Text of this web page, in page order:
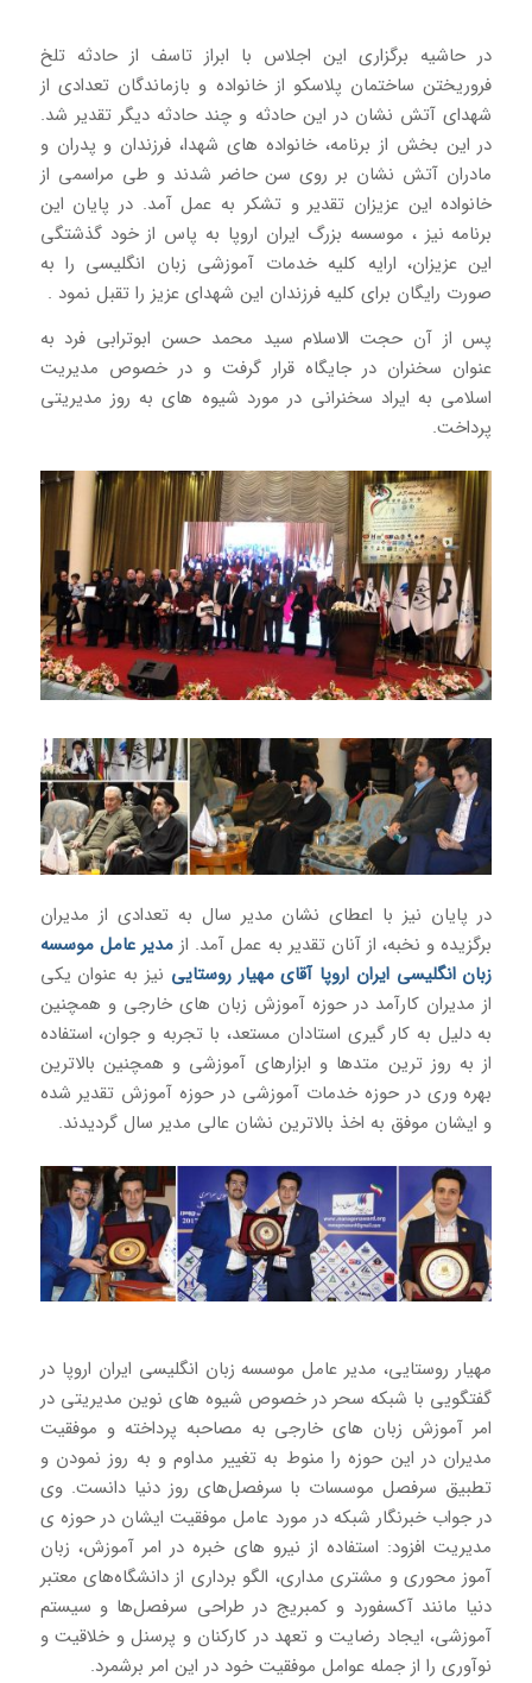
در حاشیه برگزاری این اجلاس با ابراز تاسف از حادثه تلخ
فروریختن ساختمان پلاسکو از خانواده و بازماندگان تعدادی از
شهدای آتش نشان در این حادثه و چند حادثه دیگر تقدیر شد.
در این بخش از برنامه، خانواده های شهدا، فرزندان و پدران و
مادران آتش نشان بر روی سن حاضر شدند و طی مراسمی از
خانواده این عزیزان تقدیر و تشکر به عمل آمد. در پایان این
برنامه نیز ، موسسه بزرگ ایران اروپا به پاس از خود گذشتگی
این عزیزان، ارایه کلیه خدمات آموزشی زبان انگلیسی را به
صورت رایگان برای کلیه فرزندان این شهدای عزیز را تقبل نمود .
پس از آن حجت الاسلام سید محمد حسن ابوترابی فرد به
عنوان سخنران در جایگاه قرار گرفت و در خصوص مدیریت
اسلامی به ایراد سخنرانی در مورد شیوه های به روز مدیریتی
پرداخت.
در پایان نیز با اعطای نشان مدیر سال به تعدادی از مدیران
برگزیده و نخبه، از آنان تقدیر به عمل آمد. ازمدیر عامل موسسه
زبان انگلیسی ایران اروپا آقای مهیار روستایی نیز به عنوان یکی
از مدیران کارآمد در حوزه آموزش زبان های خارجی و همچنین
به دلیل به کار گیری استادان مستعد، با تجربه و جوان، استفاده
از به روز ترین متدها و ابزارهای آموزشی و همچنین بالاترین
بهره وری در حوزه خدمات آموزشی در حوزه آموزش تقدیر شده
و ایشان موفق به اخذ بالاترین نشان عالی مدیر سال گردیدند.
مهیار روستایی، مدیر عامل موسسه زبان انگلیسی ایران اروپا در
گفتگویی با شبکه سحر در خصوص شیوه های نوین مدیریتی در
امر آموزش زبان های خارجی به مصاحبه پرداخته و موفقیت
مدیران در این حوزه را منوط به تغییر مداوم و به روز نمودن و
تطبیق سرفصل موسسات با سرفصل‌های روز دنیا دانست. وی
در جواب خبرنگار شبکه در مورد عامل موفقیت ایشان در حوزه ی
مدیریت افزود: استفاده از نیرو های خبره در امر آموزش‌، زبان
آموز محوری و مشتری مداری، الگو برداری از دانشگاه‌های معتبر
دنیا مانند آکسفورد و کمبریج در طراحی سرفصل‌ها و سیستم
آموزشی، ایجاد رضایت و تعهد در کارکنان و پرسنل و خلاقیت و
نوآوری را از جمله عوامل موفقیت خود در این امر برشمرد.